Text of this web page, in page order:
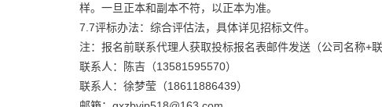
样。一旦正本和副本不符，以正本为准。
7.7评标办法：综合评估法，具体详见招标文件。
注：报名前联系代理人获取投标报名表邮件发送（公司名称+
联系人：陈吉（13581595570）
联系人：徐梦莹（18611886439）